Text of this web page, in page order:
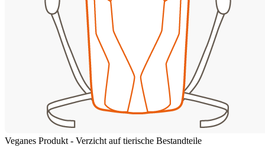
Veganes Produkt - Verzicht auf tierische Bestandteile